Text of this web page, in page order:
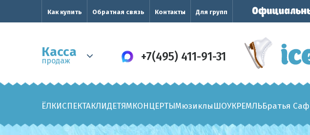
Как купить Обратная связь Контакты Для групп
Касса
продаж +7(495) 411-91-31
ЁЛКИСПЕКТАКЛИДЕТЯМКОНЦЕРТЫМюзиклыШОУКРЕМЛЬБратья